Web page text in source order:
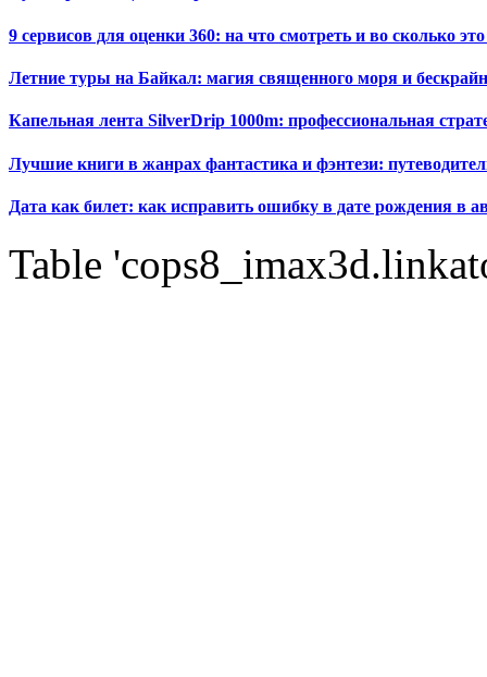
9 сервисов для оценки 360: на что смотреть и во сколько это
Летние туры на Байкал: магия священного моря и
Капельная лента SilverDrip 1000m: профессиональная
Лучшие книги в жанрах фантастика и фэнтези:
Дата как билет: как исправить ошибку в дате рождения в
Table